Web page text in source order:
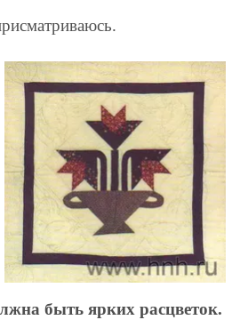
быть ярких расцветок.